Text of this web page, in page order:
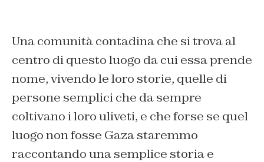
Una comunità contadina che si trova al
centro di questo luogo da cui essa prende
nome, vivendo le loro storie, quelle di
persone semplici che da sempre
coltivano i loro uliveti, e che forse se quel
luogo non fosse Gaza staremmo
raccontando una semplice storia e